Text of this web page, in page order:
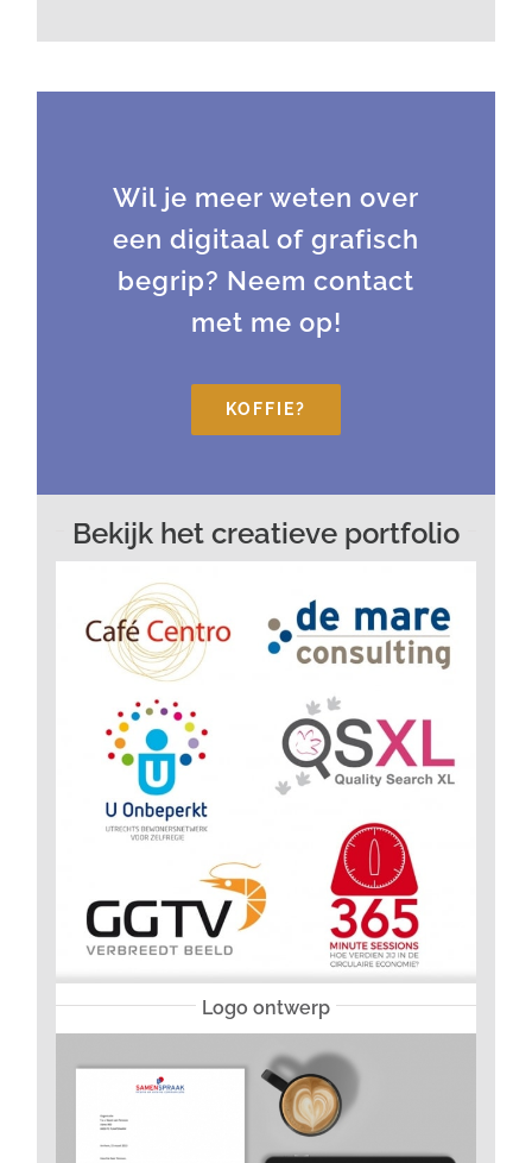
Wil je meer weten over
een digitaal of grafisch
begrip? Neem contact
met me op!
KOFFIE?
Bekijk het creatieve portfolio
Logo ontwerp